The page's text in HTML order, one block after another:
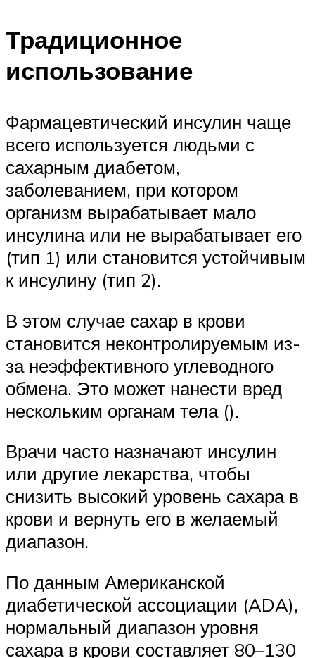
Традиционное
использование
Фармацевтический инсулин чаще
всего используется людьми с
сахарным диабетом,
заболеванием, при котором
организм вырабатывает мало
инсулина или не вырабатывает его
(тип 1) или становится устойчивым
к инсулину (тип 2).
В этом случае сахар в крови
становится неконтролируемым из-
за неэффективного углеводного
обмена. Это может нанести вред
нескольким органам тела ().
Врачи часто назначают инсулин
или другие лекарства, чтобы
снизить высокий уровень сахара в
крови и вернуть его в желаемый
диапазон.
По данным Американской
диабетической ассоциации (ADA),
нормальный диапазон уровня
сахара в крови составляет 80–130